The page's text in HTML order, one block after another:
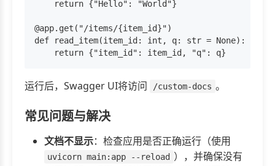
    return {"Hello": "World"}
@app.get("/items/{item_id}")
def read_item(item_id: int, q: str = None):
运行后，Swagger UI将访问 /custom-docs 。
常见问题与解决
文档不显示：检查应用是否正确运行（使用
uvicorn main:app --reload ），并确保没有